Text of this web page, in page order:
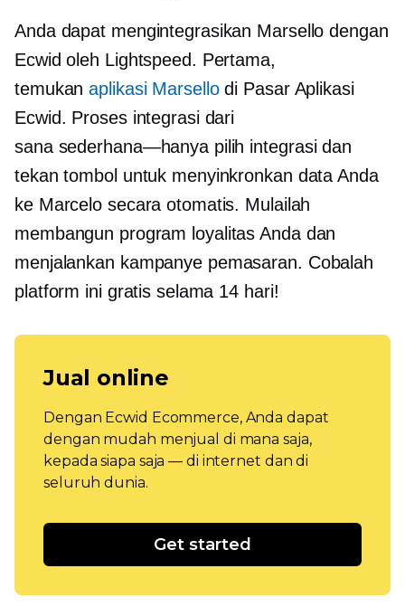
Anda dapat mengintegrasikan Marsello dengan
Ecwid oleh Lightspeed. Pertama,
temukanaplikasi Marsellodi Pasar Aplikasi
Ecwid. Proses integrasi dari
sana sederhana—hanya pilih integrasi dan
tekan tombol untuk menyinkronkan data Anda
ke Marcelo secara otomatis. Mulailah
membangun program loyalitas Anda dan
menjalankan kampanye pemasaran. Cobalah
platform ini gratis selama 14 hari!
Jual online
Dengan Ecwid Ecommerce, Anda dapat
dengan mudah menjual di mana saja,
kepada siapa saja — di internet dan di
seluruh dunia.
Get started